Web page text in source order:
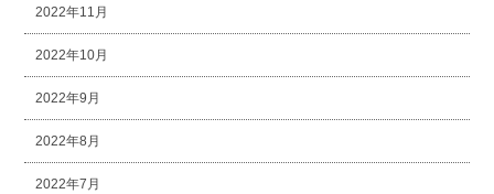
2022年11月
2022年10月
2022年9月
2022年8月
2022年7月